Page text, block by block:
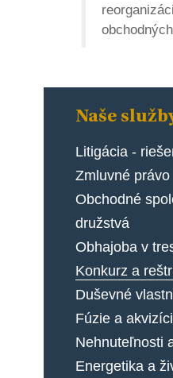
Naše
Litigácia -
Zmluvné právo
Obchodné
družstvá
Obhajoba v
Konkurz a
Duševné
Fúzie a
Nehnuteľnosti
Energetika a